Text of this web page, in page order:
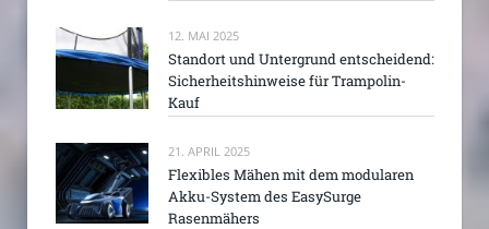
12. MAI 2025
Standort und Untergrund entscheidend:
Sicherheitshinweise für Trampolin-
Kauf
21. APRIL 2025
Flexibles Mähen mit dem modularen
Akku-System des EasySurge
Rasenmähers